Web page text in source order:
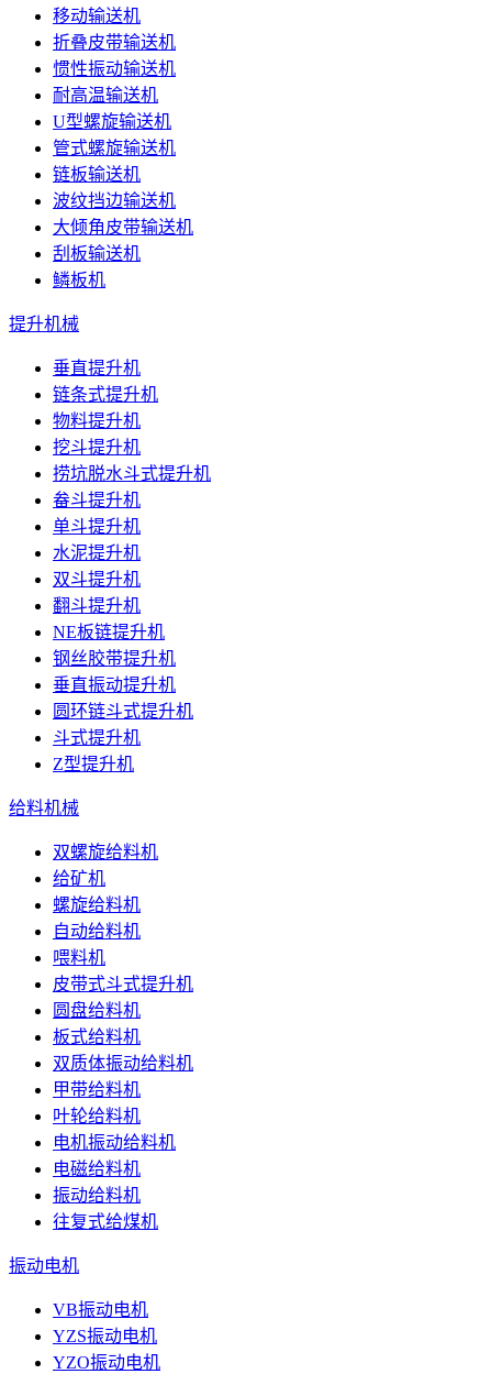
移动输送机
折叠皮带输送机
惯性振动输送机
耐高温输送机
U型螺旋输送机
管式螺旋输送机
链板输送机
波纹挡边输送机
大倾角皮带输送机
刮板输送机
鳞板机
提升机械
垂直提升机
链条式提升机
物料提升机
挖斗提升机
捞坑脱水斗式提升机
畚斗提升机
单斗提升机
水泥提升机
双斗提升机
翻斗提升机
NE板链提升机
钢丝胶带提升机
垂直振动提升机
圆环链斗式提升机
斗式提升机
Z型提升机
给料机械
双螺旋给料机
给矿机
螺旋给料机
自动给料机
喂料机
皮带式斗式提升机
圆盘给料机
板式给料机
双质体振动给料机
甲带给料机
叶轮给料机
电机振动给料机
电磁给料机
振动给料机
往复式给煤机
振动电机
VB振动电机
YZS振动电机
YZO振动电机